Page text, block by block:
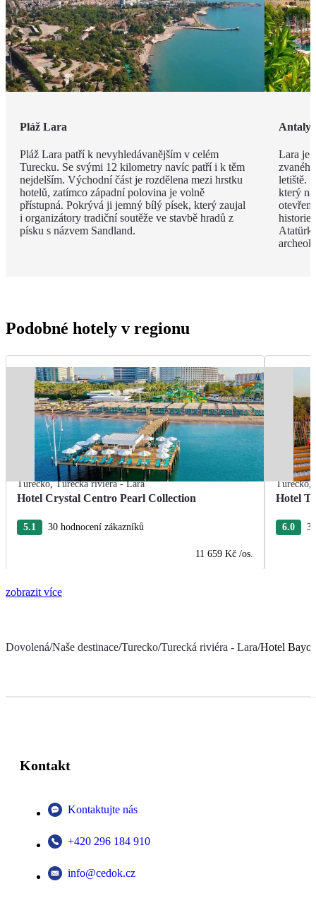
Pláž Lara
Pláž Lara patří k nevyhledávanějším v celém
Turecku. Se svými 12 kilometry navíc patří i k těm
nejdelším. Východní část je rozdělena mezi hrstku
hotelů, zatímco západní polovina je volně
přístupná. Pokrývá ji jemný bílý písek, který zaujal
i organizátory tradiční soutěže ve stavbě hradů z
písku s názvem Sandland.
Lara je
letiště.
který
historie
Podobné hotely v regionu
Turecko,Turecká riviéra - Lara
Hotel Crystal Centro Pearl Collection
5.1 30 hodnocení zákazníků
11 659 Kč /os.
Turecko,
Hotel
6.0 3
zobrazit více
Dovolená/Naše destinace/Turecko/Turecká riviéra - Lara/Hotel
Kontakt
Kontaktujte nás
+420 296 184 910
info@cedok.cz